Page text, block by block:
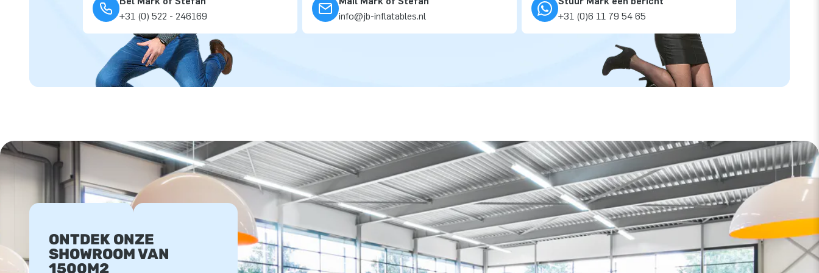
+31 (0) 522 - 246169
info@jb-inflatables.nl
+31 (0)6 11 79 54 65
ONTDEK ONZE
SHOWROOM VAN
1500M2